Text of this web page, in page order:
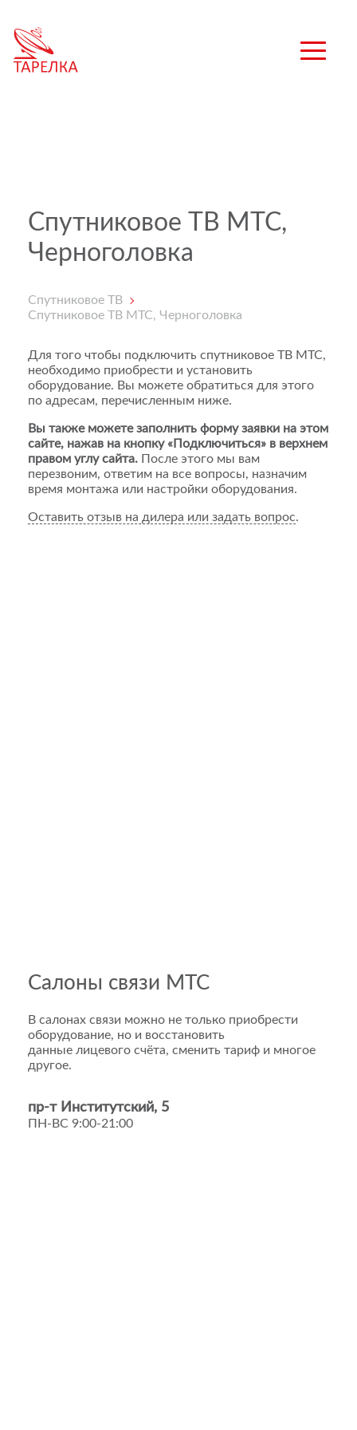
Спутниковое ТВ МТС,
Черноголовка
Спутниковое ТВ
Спутниковое ТВ МТС, Черноголовка
Для того чтобы подключить спутниковое ТВ МТС,
необходимо приобрести и установить
оборудование. Вы можете обратиться для этого
по адресам, перечисленным ниже.
Вы также можете заполнить форму заявки на этом
сайте, нажав на кнопку «Подключиться» в верхнем
правом углу сайта. После этого мы вам
перезвоним, ответим на все вопросы, назначим
время монтажа или настройки оборудования.
Оставить отзыв на дилера или задать вопрос.
Салоны связи МТС
В салонах связи можно не только приобрести
оборудование, но и восстановить
данные лицевого счёта, сменить тариф и многое
другое.
пр-т Институтский, 5
ПН-ВС 9:00-21:00